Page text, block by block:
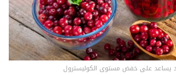
قد يساعد على خفض مستوى الكوليسترول